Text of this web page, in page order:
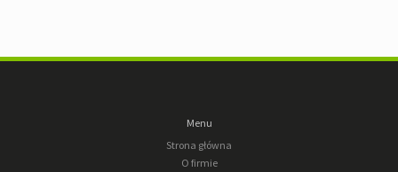
Menu
Strona główna
O firmie